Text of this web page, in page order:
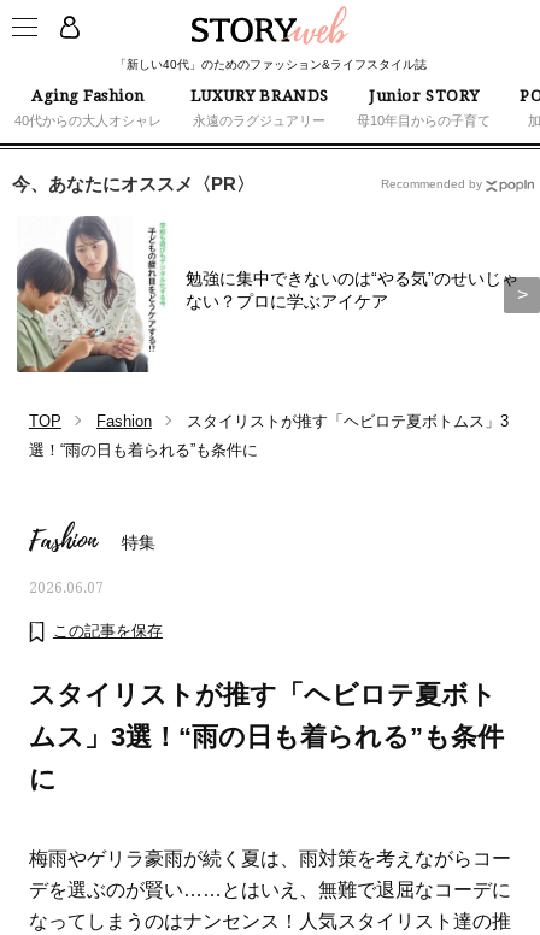
「新しい40代」のためのファッション&ライフスタイル誌
Aging Fashion
40代からの大人オシャレ
LUXURY BRANDS
永遠のラグジュアリー
Junior STORY
母10年目からの子育て
今、あなたにオススメ〈PR〉
勉強に集中できないのは“やる気”のせいじゃ
ない？プロに学ぶアイケア
Recommended by
TOP Fashion
スタイリストが推す「ヘビロテ夏ボトムス」3
選！“雨の日も着られる”も条件に
Fashion 特集
2026.06.07
この記事を保存
スタイリストが推す「ヘビロテ夏ボト
ムス」3選！“雨の日も着られる”も条件
に
梅雨やゲリラ豪雨が続く夏は、雨対策を考えながらコー
デを選ぶのが賢い……とはいえ、無難で退屈なコーデに
なってしまうのはナンセンス！人気スタイリスト達の推